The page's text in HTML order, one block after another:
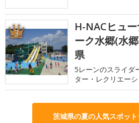
3
H-NACヒュ
ーク水郷(水
県
5レーンのスライダ
ター・レクリエー
茨城県の夏の人気スポッ